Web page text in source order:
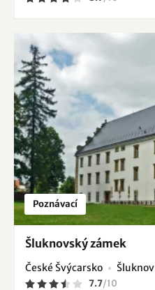
Poznávací
Šluknovský zámek
České Švýcarsko Šluknov
7.7/10